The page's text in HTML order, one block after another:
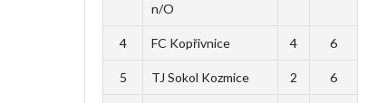
n/O
4 FC Kopřivnice 4 6
5 TJ Sokol Kozmice 2 6